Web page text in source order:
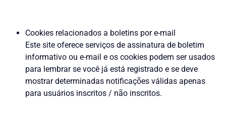
Cookies relacionados a boletins por e-mail
Este site oferece serviços de assinatura de boletim
informativo ou e-mail e os cookies podem ser usados
para lembrar se você já está registrado e se deve
mostrar determinadas notificações válidas apenas
para usuários inscritos / não inscritos.